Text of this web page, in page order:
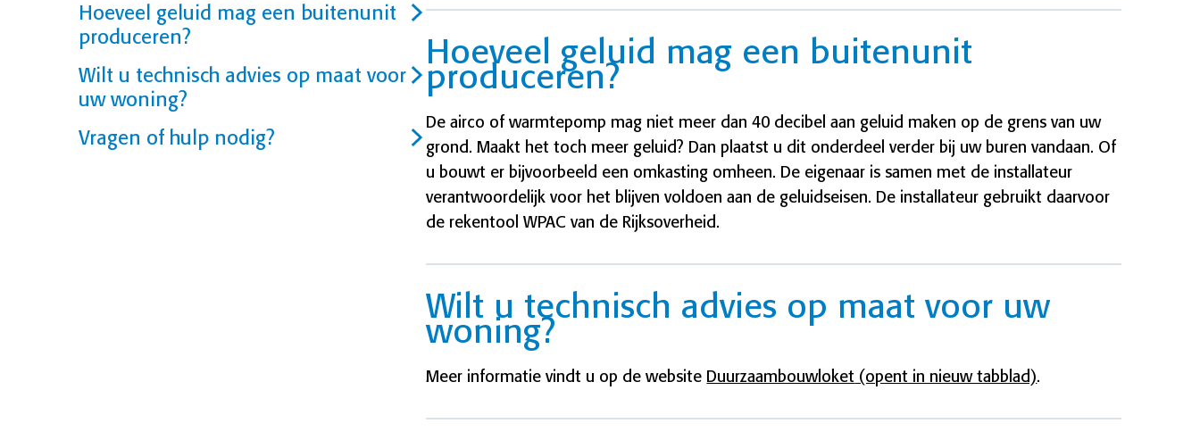
Hoeveel geluid mag een buitenunit
produceren?
Wilt u technisch advies op maat voor
uw woning?
Vragen of hulp nodig?
Hoeveel geluid mag een buitenunit
produceren?
De airco of warmtepomp mag niet meer dan 40 decibel aan geluid maken op de grens van uw
grond. Maakt het toch meer geluid? Dan plaatst u dit onderdeel verder bij uw buren vandaan. Of
u bouwt er bijvoorbeeld een omkasting omheen. De eigenaar is samen met de installateur
verantwoordelijk voor het blijven voldoen aan de geluidseisen. De installateur gebruikt daarvoor
de rekentool WPAC van de Rijksoverheid.
Wilt u technisch advies op maat voor uw
woning?
Meer informatie vindt u op de website Duurzaambouwloket (opent in nieuw tabblad).